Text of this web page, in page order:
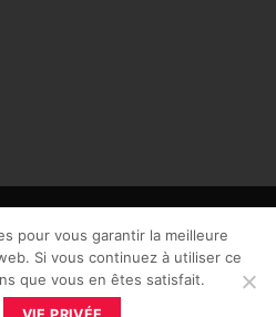
| Site web réalisé par
pour vous garantir la meilleure
Si vous continuez à utiliser ce
que vous en êtes satisfait.